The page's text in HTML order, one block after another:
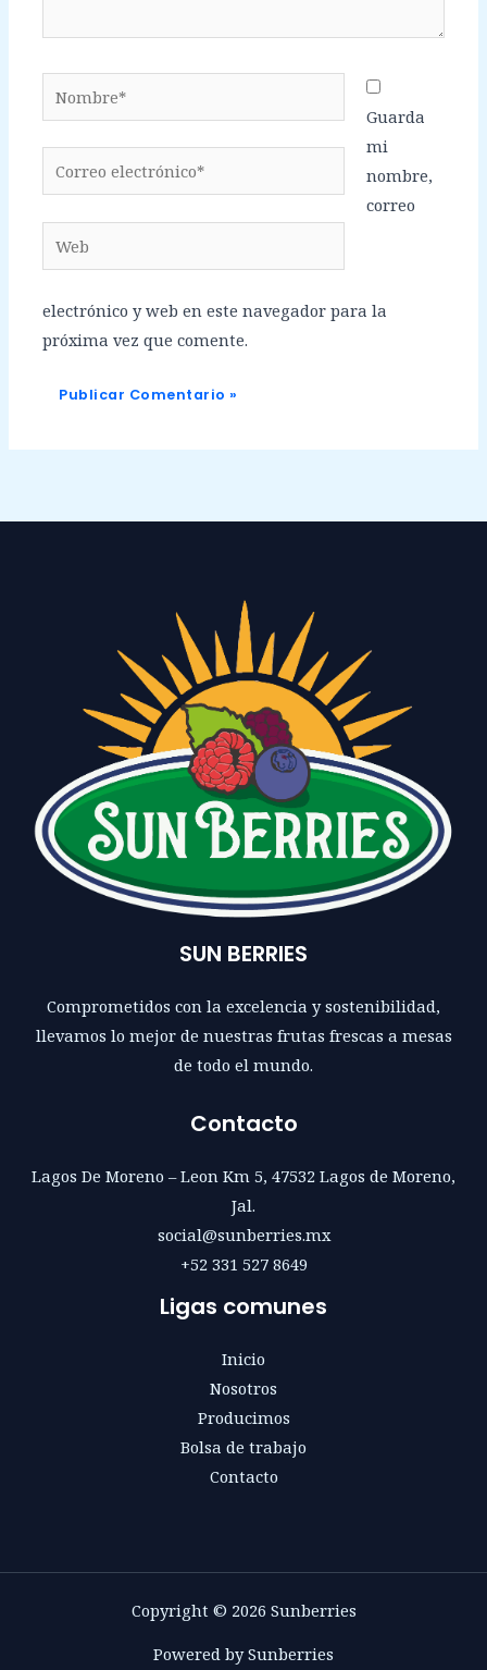
electrónico*
Guarda
mi
nombre,
correo
electrónico y web en este navegador para la
próxima vez que comente.
SUN BERRIES
Comprometidos con la excelencia y sostenibilidad,
llevamos lo mejor de nuestras frutas frescas a mesas
de todo el mundo.
Contacto
Lagos De Moreno – Leon Km 5, 47532 Lagos de Moreno,
Jal.
social@sunberries.mx
+52 331 527 8649
Ligas comunes
Inicio
Nosotros
Producimos
Bolsa de trabajo
Contacto
Copyright © 2026 Sunberries
Powered by Sunberries